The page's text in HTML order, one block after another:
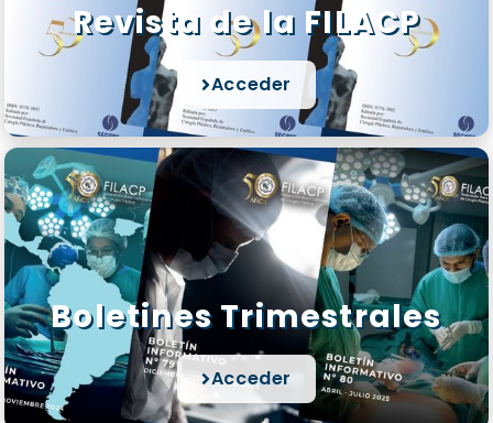
Revista de la FILACP
Acceder
Boletines Trimestrales
Acceder